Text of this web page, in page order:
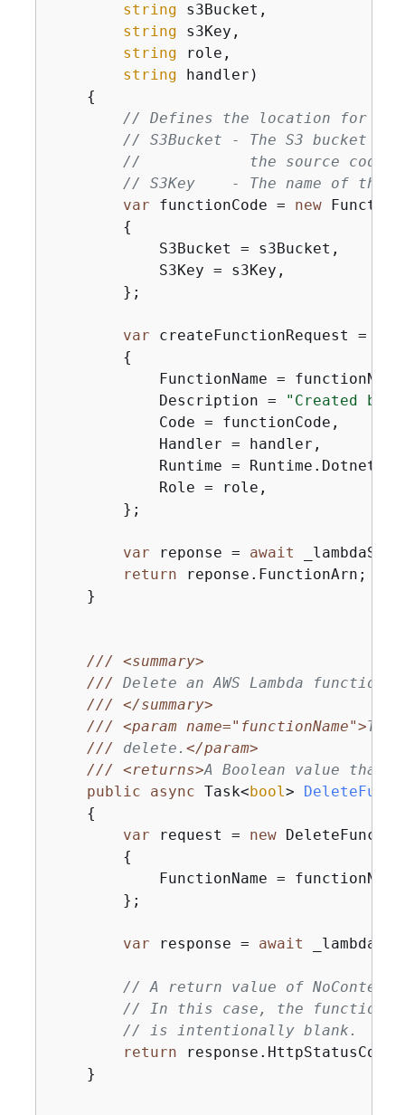
string s3Bucket,
string s3Key,
string role,
string handler )
{
// Defines the location for the
// S3Bucket - The S3 bucket
//            the source code
// S3Key    - The name of the
var functionCode = new
{
            S3Bucket = s3Bucket,
            S3Key = s3Key,
        };
var createFunctionRequest =
{
FunctionName =
            Description =
"Created by
            Code = functionCode,
            Handler = handler,
            Runtime = Runtime.Dotnet6,
            Role = role,
        };
var reponse = await
return reponse.FunctionArn;
    }
///
<summary>
/// Delete an AWS Lambda function.
///
</summary>
///
<param name="functionName">The
/// delete. </param>
///
<returns>A Boolean value that
public
async Task<bool>
{
var request = new
{
FunctionName =
        };
var response = await
// A return value of NoContent
// In this case, the function
// is intentionally blank.
return response.HttpStatusCode
    }